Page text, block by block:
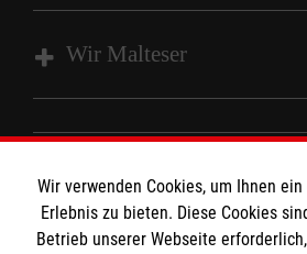
Wir Malteser
Unsere Kurse
Wir Malteser
Informationen
Wir verwenden Cookies, um Ihnen
Erlebnis zu bieten. Diese Cookies
Betrieb unserer Webseite